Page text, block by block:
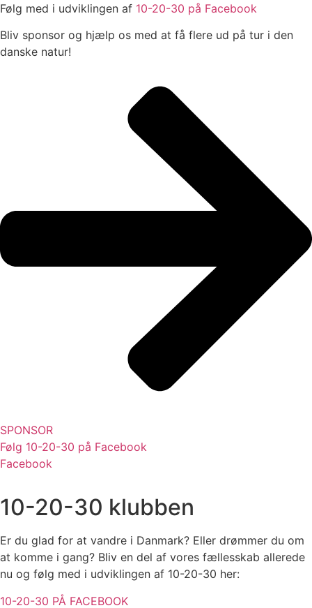
Følg med i udviklingen af 10-20-30 på Facebook
Bliv sponsor og hjælp os med at få flere ud på tur i den
danske natur!
SPONSOR
Følg 10-20-30 på Facebook
Facebook
10-20-30 klubben
Er du glad for at vandre i Danmark? Eller drømmer du om
at komme i gang? Bliv en del af vores fællesskab allerede
nu og følg med i udviklingen af 10-20-30 her:
10-20-30 PÅ FACEBOOK